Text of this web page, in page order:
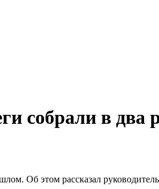
собрали в два
Об этом рассказал